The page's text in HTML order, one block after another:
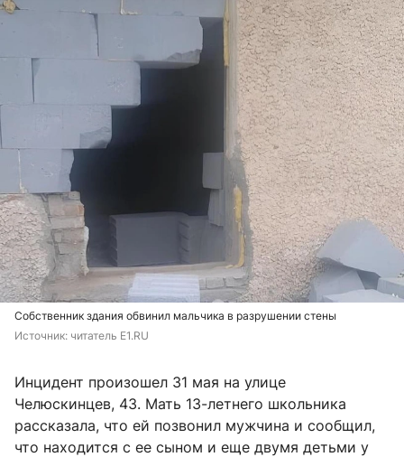
Собственник здания обвинил мальчика в разрушении стены
Источник: читатель E1.RU
Инцидент произошел 31 мая на улице
Челюскинцев, 43. Мать 13-летнего школьника
рассказала, что ей позвонил мужчина и сообщил,
что находится с ее сыном и еще двумя детьми у